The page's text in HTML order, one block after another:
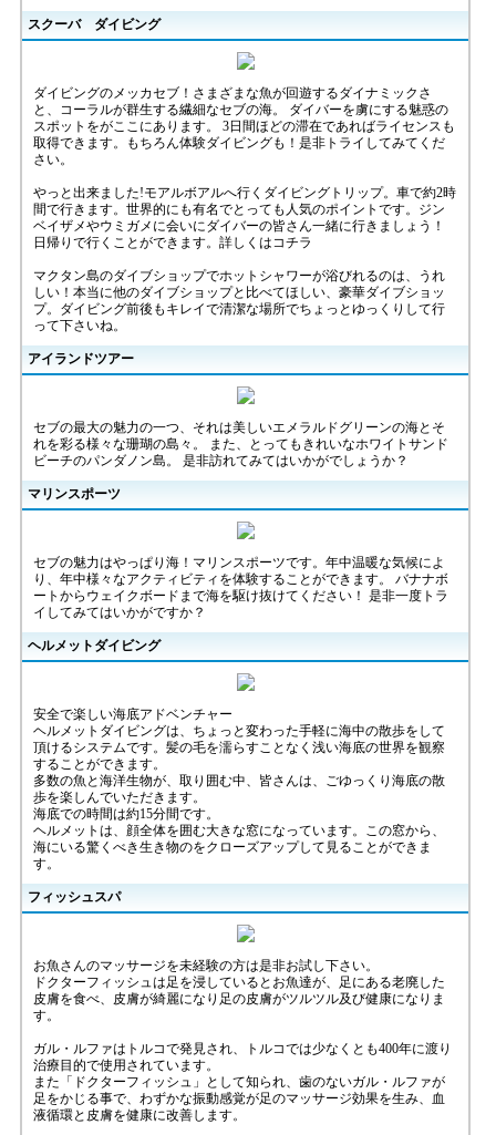
スクーバ ダイビング
ダイビングのメッカセブ！さまざまな魚が回遊するダイナミックさ
と、コーラルが群生する繊細なセブの海。 ダイバーを虜にする魅惑の
スポットをがここにあります。 3日間ほどの滞在であればライセンスも
取得できます。もちろん体験ダイビングも！是非トライしてみてくだ
さい。
やっと出来ました!モアルボアルへ行くダイビングトリップ。車で約2時
間で行きます。世界的にも有名でとっても人気のポイントです。ジン
ベイザメやウミガメに会いにダイバーの皆さん一緒に行きましょう！
日帰りで行くことができます。詳しくはコチラ
マクタン島のダイブショップでホットシャワーが浴びれるのは、うれ
しい！本当に他のダイブショップと比べてほしい、豪華ダイブショッ
プ。ダイビング前後もキレイで清潔な場所でちょっとゆっくりして行
って下さいね。
アイランドツアー
セブの最大の魅力の一つ、それは美しいエメラルドグリーンの海とそ
れを彩る様々な珊瑚の島々。 また、とってもきれいなホワイトサンド
ビーチのパンダノン島。 是非訪れてみてはいかがでしょうか？
マリンスポーツ
セブの魅力はやっぱり海！マリンスポーツです。年中温暖な気候によ
り、年中様々なアクティビティを体験することができます。 バナナボ
ートからウェイクボードまで海を駆け抜けてください！ 是非一度トラ
イしてみてはいかがですか？
ヘルメットダイビング
安全で楽しい海底アドベンチャー
ヘルメットダイビングは、ちょっと変わった手軽に海中の散歩をして
頂けるシステムです。髪の毛を濡らすことなく浅い海底の世界を観察
することができます。
多数の魚と海洋生物が、取り囲む中、皆さんは、ごゆっくり海底の散
歩を楽しんでいただきます。
海底での時間は約15分間です。
ヘルメットは、顔全体を囲む大きな窓になっています。この窓から、
海にいる驚くべき生き物のをクローズアップして見ることができま
す。
フィッシュスパ
お魚さんのマッサージを未経験の方は是非お試し下さい。
ドクターフィッシュは足を浸しているとお魚達が、足にある老廃した
皮膚を食べ、皮膚が綺麗になり足の皮膚がツルツル及び健康になりま
す。
ガル・ルファはトルコで発見され、トルコでは少なくとも400年に渡り
治療目的で使用されています。
また「ドクターフィッシュ」として知られ、歯のないガル・ルファが
足をかじる事で、わずかな振動感覚が足のマッサージ効果を生み、血
液循環と皮膚を健康に改善します。